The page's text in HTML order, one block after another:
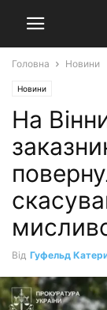
Головна Новини
Новини
На
Від Гуфельд